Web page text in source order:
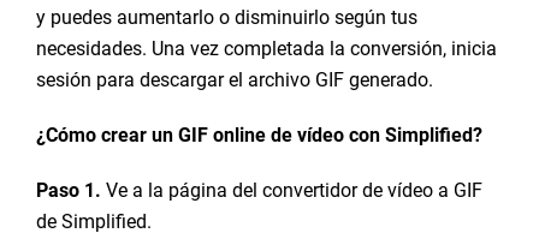
y puedes aumentarlo o disminuirlo según tus
necesidades. Una vez completada la conversión, inicia
sesión para descargar el archivo GIF generado.
¿Cómo crear un GIF online de vídeo con Simplified?
Paso 1. Ve a la página del convertidor de vídeo a GIF
de Simplified.